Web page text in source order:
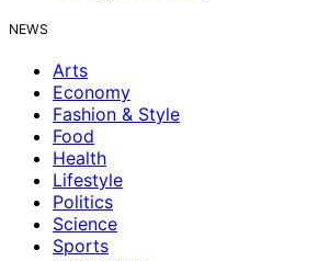
NEWS
Arts
Economy
Fashion & Style
Food
Health
Lifestyle
Politics
Science
Sports